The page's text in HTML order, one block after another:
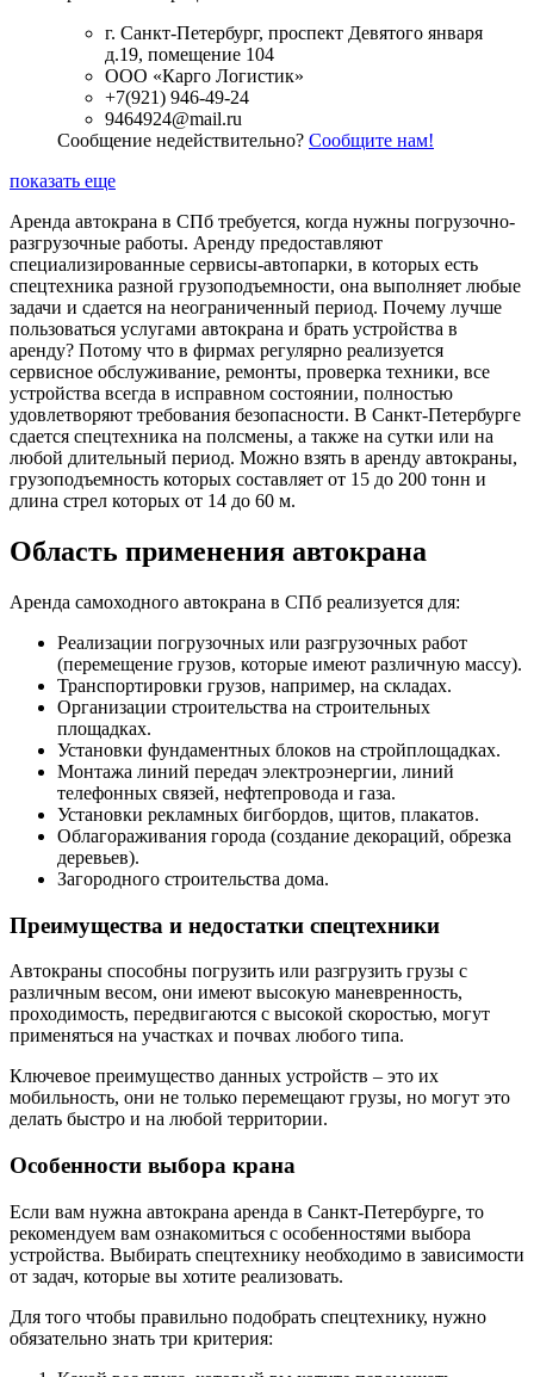
г. Санкт-Петербург, проспект Девятого января
д.19, помещение 104
ООО «Карго Логистик»
+7(921) 946-49-24
9464924@mail.ru
Сообщение недействительно? Сообщите нам!
показать еще
Аренда автокрана в СПб требуется, когда нужны погрузочно-
разгрузочные работы. Аренду предоставляют
специализированные сервисы-автопарки, в которых есть
спецтехника разной грузоподъемности, она выполняет любые
задачи и сдается на неограниченный период. Почему лучше
пользоваться услугами автокрана и брать устройства в
аренду? Потому что в фирмах регулярно реализуется
сервисное обслуживание, ремонты, проверка техники, все
устройства всегда в исправном состоянии, полностью
удовлетворяют требования безопасности. В Санкт-Петербурге
сдается спецтехника на полсмены, а также на сутки или на
любой длительный период. Можно взять в аренду автокраны,
грузоподъемность которых составляет от 15 до 200 тонн и
длина стрел которых от 14 до 60 м.
Область применения автокрана
Аренда самоходного автокрана в СПб реализуется для:
Реализации погрузочных или разгрузочных работ
(перемещение грузов, которые имеют различную массу).
Транспортировки грузов, например, на складах.
Организации строительства на строительных
площадках.
Установки фундаментных блоков на стройплощадках.
Монтажа линий передач электроэнергии, линий
телефонных связей, нефтепровода и газа.
Установки рекламных бигбордов, щитов, плакатов.
Облагораживания города (создание декораций, обрезка
деревьев).
Загородного строительства дома.
Преимущества и недостатки спецтехники
Автокраны способны погрузить или разгрузить грузы с
различным весом, они имеют высокую маневренность,
проходимость, передвигаются с высокой скоростью, могут
применяться на участках и почвах любого типа.
Ключевое преимущество данных устройств – это их
мобильность, они не только перемещают грузы, но могут это
делать быстро и на любой территории.
Особенности выбора крана
Если вам нужна автокрана аренда в Санкт-Петербурге, то
рекомендуем вам ознакомиться с особенностями выбора
устройства. Выбирать спецтехнику необходимо в зависимости
от задач, которые вы хотите реализовать.
Для того чтобы правильно подобрать спецтехнику, нужно
обязательно знать три критерия: